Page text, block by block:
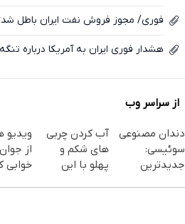
فوری/ مجوز فروش نفت ایران باطل
هشدار فوری ایران به آمریکا درباره
از سراسر وب
دندان مصنوعی
سوئیسی:
جدیدترین
آب کردن چربی
های شکم و
پهلو با این
ویدیو
از
خوابی